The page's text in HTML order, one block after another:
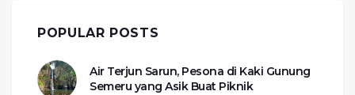
POPULAR POSTS
Air Terjun Sarun, Pesona di Kaki Gunung
Semeru yang Asik Buat Piknik